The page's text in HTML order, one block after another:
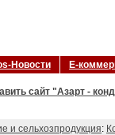
Новости Е-
сайт "Азарт -
и сельхозпродукция: